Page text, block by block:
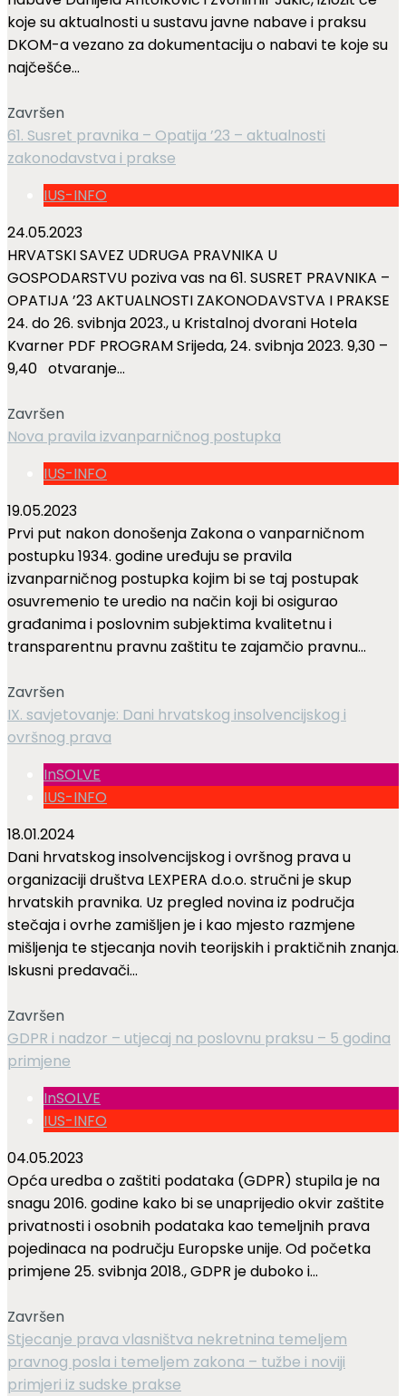
koje su aktualnosti u sustavu javne nabave i praksu
DKOM-a vezano za dokumentaciju o nabavi te koje su
najčešće...
Završen
61. Susret pravnika – Opatija ’23 – aktualnosti
zakonodavstva i prakse
IUS-INFO
24.05.2023
HRVATSKI SAVEZ UDRUGA PRAVNIKA U
GOSPODARSTVU poziva vas na 61. SUSRET PRAVNIKA –
OPATIJA ’23 AKTUALNOSTI ZAKONODAVSTVA I PRAKSE
24. do 26. svibnja 2023., u Kristalnoj dvorani Hotela
Kvarner PDF PROGRAM Srijeda, 24. svibnja 2023. 9,30 –
9,40 otvaranje...
Završen
Nova pravila izvanparničnog postupka
IUS-INFO
19.05.2023
Prvi put nakon donošenja Zakona o vanparničnom
postupku 1934. godine uređuju se pravila
izvanparničnog postupka kojim bi se taj postupak
osuvremenio te uredio na način koji bi osigurao
građanima i poslovnim subjektima kvalitetnu i
transparentnu pravnu zaštitu te zajamčio pravnu...
Završen
IX. savjetovanje: Dani hrvatskog insolvencijskog i
ovršnog prava
InSOLVE
IUS-INFO
18.01.2024
Dani hrvatskog insolvencijskog i ovršnog prava u
organizaciji društva LEXPERA d.o.o. stručni je skup
hrvatskih pravnika. Uz pregled novina iz područja
stečaja i ovrhe zamišljen je i kao mjesto razmjene
mišljenja te stjecanja novih teorijskih i praktičnih znanja.
Iskusni predavači...
Završen
GDPR i nadzor – utjecaj na poslovnu praksu – 5 godina
primjene
InSOLVE
IUS-INFO
04.05.2023
Opća uredba o zaštiti podataka (GDPR) stupila je na
snagu 2016. godine kako bi se unaprijedio okvir zaštite
privatnosti i osobnih podataka kao temeljnih prava
pojedinaca na području Europske unije. Od početka
primjene 25. svibnja 2018., GDPR je duboko i...
Završen
Stjecanje prava vlasništva nekretnina temeljem
pravnog posla i temeljem zakona – tužbe i noviji
primjeri iz sudske prakse